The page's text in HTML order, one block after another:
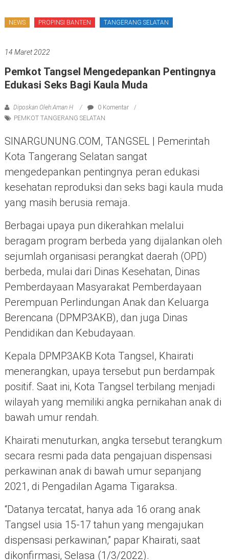
NEWS PROPINSI BANTEN TANGERANG SELATAN
14 Maret 2022
Pemkot Tangsel Mengedepankan Pentingnya
Edukasi Seks Bagi Kaula Muda
Diposkan Oleh:Aman H
0 Komentar
PEMKOT TANGERANG SELATAN
SINARGUNUNG.COM, TANGSEL | Pemerintah
Kota Tangerang Selatan sangat
mengedepankan pentingnya peran edukasi
kesehatan reproduksi dan seks bagi kaula muda
yang masih berusia remaja.
Berbagai upaya pun dikerahkan melalui
beragam program berbeda yang dijalankan oleh
sejumlah organisasi perangkat daerah (OPD)
berbeda, mulai dari Dinas Kesehatan, Dinas
Pemberdayaan Masyarakat Pemberdayaan
Perempuan Perlindungan Anak dan Keluarga
Berencana (DPMP3AKB), dan juga Dinas
Pendidikan dan Kebudayaan.
Kepala DPMP3AKB Kota Tangsel, Khairati
menerangkan, upaya tersebut pun berdampak
positif. Saat ini, Kota Tangsel terbilang menjadi
wilayah yang memiliki angka pernikahan anak di
bawah umur rendah.
Khairati menuturkan, angka tersebut terangkum
secara resmi pada data pengajuan dispensasi
perkawinan anak di bawah umur sepanjang
2021, di Pengadilan Agama Tigaraksa.
“Datanya tercatat, hanya ada 16 orang anak
Tangsel usia 15-17 tahun yang mengajukan
dispensasi perkawinan,” papar Khairati, saat
dikonfirmasi, Selasa (1/3/2022).